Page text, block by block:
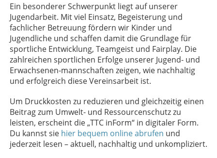
Ein besonderer Schwerpunkt liegt auf unserer
Jugendarbeit. Mit viel Einsatz, Begeisterung und
fachlicher Betreuung fördern wir Kinder und
Jugendliche und schaffen damit die Grundlage für
sportliche Entwicklung, Teamgeist und Fairplay. Die
zahlreichen sportlichen Erfolge unserer Jugend- und
Erwachsenen-mannschaften zeigen, wie nachhaltig
und erfolgreich diese Vereinsarbeit ist.
Um Druckkosten zu reduzieren und gleichzeitig einen
Beitrag zum Umwelt- und Ressourcenschutz zu
leisten, erscheint die „TTC inForm“ in digitaler Form.
Du kannst sie hier bequem online abrufen und
jederzeit lesen – aktuell, nachhaltig und unkompliziert.